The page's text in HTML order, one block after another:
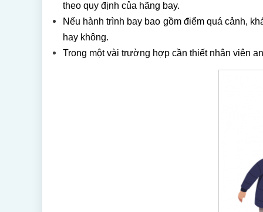
theo quy định của hãng bay.
Nếu hành trình bay bao gồm điểm quá cảnh,
hay không.
Trong một vài trường hợp cần thiết nhân viên